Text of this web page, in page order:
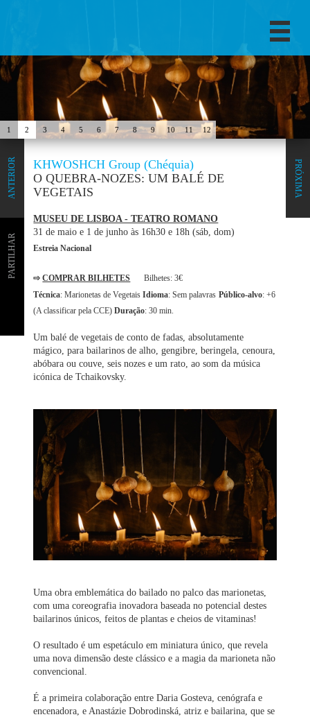
1 2 3 4 5 6 7 8 9 10 11 12
PRÓXIMA
ANTERIOR
PARTILHAR
KHWOSHCH Group (Chéquia)
O QUEBRA-NOZES: UM BALÉ DE
VEGETAIS
MUSEU DE LISBOA - TEATRO ROMANO
31 de maio e 1 de junho às 16h30 e 18h (sáb, dom)
Estreia Nacional
⇨COMPRAR BILHETES
Bilhetes: 3€
Técnica: Marionetas de VegetaisIdioma: Sem palavras Público-alvo: +6
(A classificar pela CCE)Duração: 30 min.
Um balé de vegetais de conto de fadas, absolutamente
mágico, para bailarinos de alho, gengibre, beringela, cenoura,
abóbara ou couve, seis nozes e um rato, ao som da música
icónica de Tchaikovsky.
Uma obra emblemática do bailado no palco das marionetas,
com uma coreografia inovadora baseada no potencial destes
bailarinos únicos, feitos de plantas e cheios de vitaminas!
O resultado é um espetáculo em miniatura único, que revela
uma nova dimensão deste clássico e a magia da marioneta não
convencional.
É a primeira colaboração entre Daria Gosteva, cenógrafa e
encenadora, e Anastázie Dobrodinská, atriz e bailarina, que se